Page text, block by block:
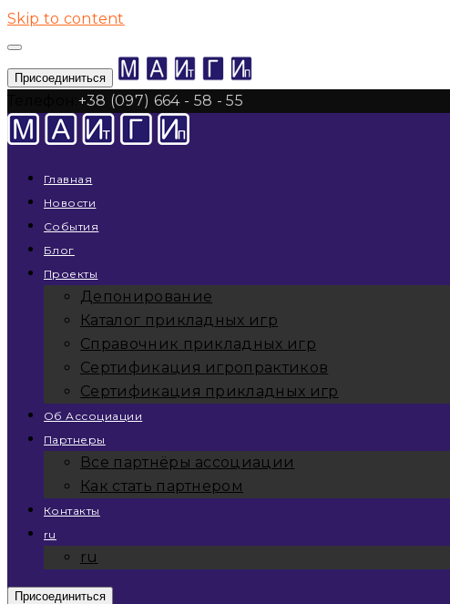
Skip to content
Присоединиться
+38 (097) 664 - 58 - 55
Главная
Новости
События
Блог
Проекты
Депонирование
Каталог прикладных игр
Справочник прикладных игр
Сертификация игропрактиков
Сертификация прикладных игр
Об Ассоциации
Партнеры
Все партнёры ассоциации
Как стать партнером
Контакты
ru
ru
Присоединиться